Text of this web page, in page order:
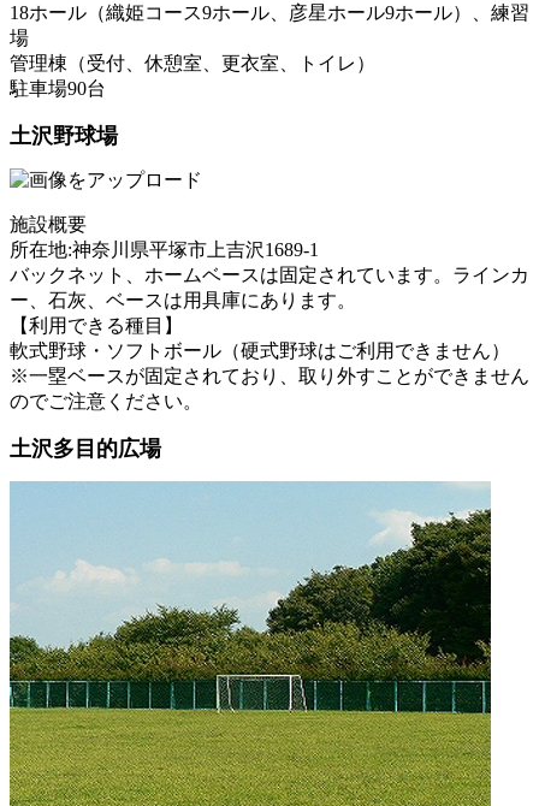
18ホール（織姫コース9ホール、彦星ホール9ホール）、練習
場
管理棟（受付、休憩室、更衣室、トイレ）
駐車場90台
土沢野球場
施設概要
所在地:神奈川県平塚市上吉沢1689-1
バックネット、ホームベースは固定されています。ラインカ
ー、石灰、ベースは用具庫にあります。
【利用できる種目】
軟式野球・ソフトボール（硬式野球はご利用できません）
※一塁ベースが固定されており、取り外すことができません
のでご注意ください。
土沢多目的広場